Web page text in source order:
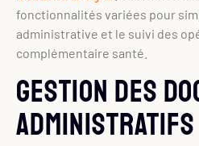
fonctionnalités variées pour
administrative et le suivi des
complémentaire santé.
Gestion des
administratifs